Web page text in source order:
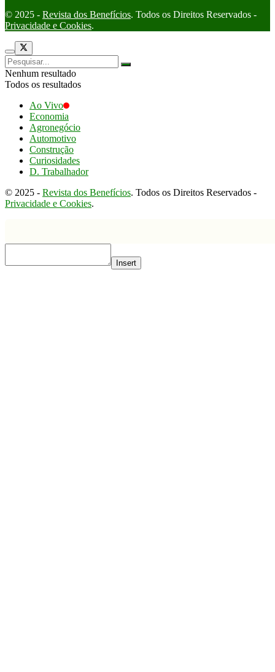
© 2025 - Revista dos Benefícios. Todos os Direitos Reservados -
Privacidade e Cookies.
Nenhum resultado
Todos os resultados
Ao Vivo
Economia
Agronegócio
Automotivo
Construção
Curiosidades
D. Trabalhador
© 2025 - Revista dos Benefícios. Todos os Direitos Reservados -
Privacidade e Cookies.
Insert